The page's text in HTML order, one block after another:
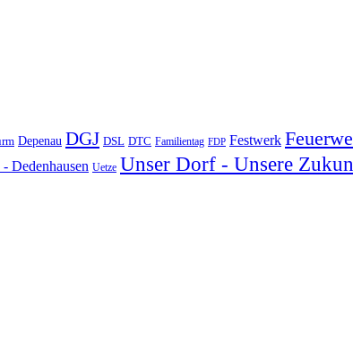
Depenau DGJ DSL DTC Familientag FDP Festwerk
Dedenhausen Uetze Unser Dorf - Unsere